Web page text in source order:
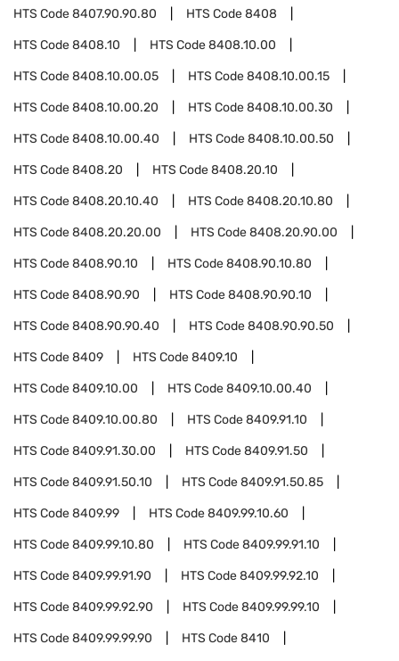
HTS Code8407.90.90.80 HTS Code8408
HTS Code8408.10 HTS Code8408.10.00
HTS Code8408.10.00.05 HTS Code8408.10.00.15
HTS Code8408.10.00.20 HTS Code8408.10.00.30
HTS Code8408.10.00.40 HTS Code8408.10.00.50
HTS Code8408.20 HTS Code8408.20.10
HTS Code8408.20.10.40 HTS Code8408.20.10.80
HTS Code8408.20.20.00 HTS Code8408.20.90.00
HTS Code8408.90.10 HTS Code8408.90.10.80
HTS Code8408.90.90 HTS Code8408.90.90.10
HTS Code8408.90.90.40 HTS Code8408.90.90.50
HTS Code8409 HTS Code8409.10
HTS Code8409.10.00 HTS Code8409.10.00.40
HTS Code8409.10.00.80 HTS Code8409.91.10
HTS Code8409.91.30.00 HTS Code8409.91.50
HTS Code8409.91.50.10 HTS Code8409.91.50.85
HTS Code8409.99 HTS Code8409.99.10.60
HTS Code8409.99.10.80 HTS Code8409.99.91.10
HTS Code8409.99.91.90 HTS Code8409.99.92.10
HTS Code8409.99.92.90 HTS Code8409.99.99.10
HTS Code8409.99.99.90 HTS Code8410